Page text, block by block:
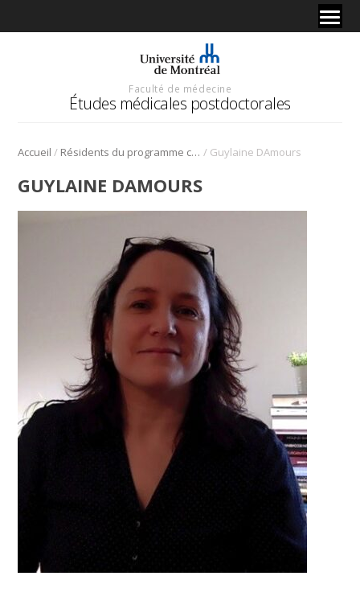
Faculté de médecine
Études médicales postdoctorales
Accueil / Résidents du programme cliniciens-chercheurs / Guylaine DAmours
GUYLAINE DAMOURS